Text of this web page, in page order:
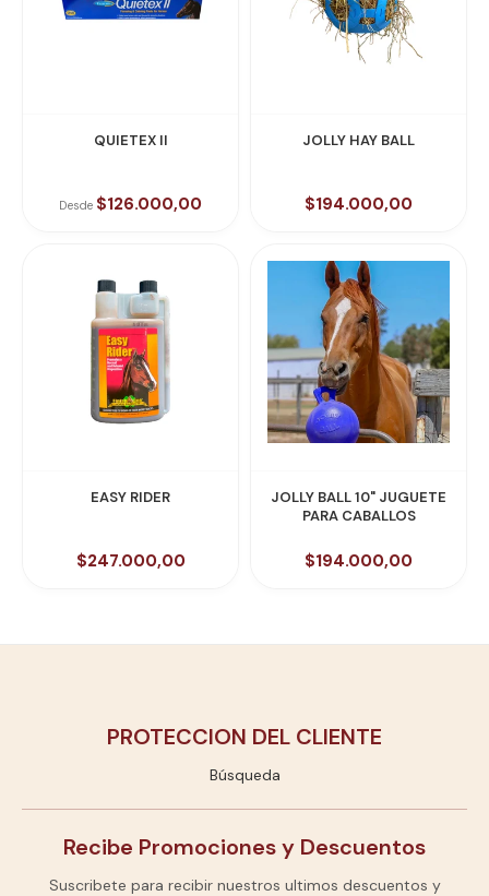
QUIETEX II
Desde $126.000,00
JOLLY HAY BALL
$194.000,00
EASY RIDER
$247.000,00
JOLLY BALL 10" JUGUETE
PARA CABALLOS
$194.000,00
PROTECCION DEL CLIENTE
Búsqueda
Recibe Promociones y Descuentos
Suscribete para recibir nuestros ultimos descuentos y